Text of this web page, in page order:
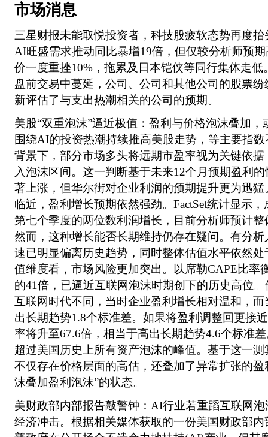
市场消息
三星财报未能取悦投资者，科技股疲软态势再度
AI旺盛需求推动同比暴增19倍，但仅较分析师预
价一度重挫10%，拖累及日本铠侠等同行集体走
盘前交易中蔓延，公司、公司和其他公司的股票
新评估了与支出热潮相关的公司的预期。
美股“双重泡沫”逼近极值：盈利与价格泡沫叠加，
围绕AI的投资热潮持续推高美股走势，等主要指
背景下，部分市场多头将远期市盈率视为关键依
入泡沫区间。这一判断基于未来12个月预期盈利
著上涨，但华尔街对企业利润的预期提升更为迅
临近，盈利增长预期依然强劲。FactSet统计显示
第七个季度的两位数利润增长，目前分析师预计
然而，这种增长能否长期维持仍存在疑问。有分
速已明显偏离历史趋势，同时整体估值水平依然
值维度看，市场风险更加突出。以席勒CAPE比率
的41倍，已逼近互联网泡沫时期创下的历史高位
互联网时代不同，当时企业盈利增长相对温和，
出长期趋势1.8个标准差。如果将盈利调整回更接
率将升至67.6倍，相当于高出长期趋势4.6个标准
超过美国历史上所有资产泡沫的峰值。基于这一
不仅存在价格层面的高估，还叠加了异常扩张的
沫叠加盈利泡沫”的状态。
美财政部内部报告敲警钟：AI行业若重蹈互联网
经济冲击。根据相关媒体获取的一份美国财政部